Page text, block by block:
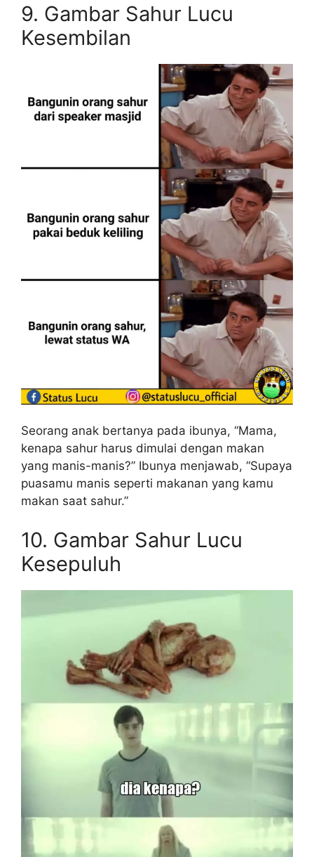
9. Gambar Sahur Lucu
Kesembilan
Seorang anak bertanya pada ibunya, “Mama,
kenapa sahur harus dimulai dengan makan
yang manis-manis?” Ibunya menjawab, “Supaya
puasamu manis seperti makanan yang kamu
makan saat sahur.”
10. Gambar Sahur Lucu
Kesepuluh